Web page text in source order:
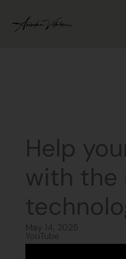
content
Help
with the
May 14, 2025
YouTube